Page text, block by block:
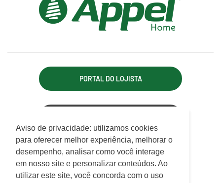
Utilizamos cookies para oferecer melhor
experiência, melhorar o desempenho, analisar
como você interage em nosso site e
personalizar conteúdo.
PORTAL DO LOJISTA
APPEL INDÚSTRIA TÊXTIL LTDA.
Rodovia Antônio Heil, km 21, 7.550 - Limoeiro
CEP 88352-502 - Brusque - SC
ATENDIMENTO
Aviso de privacidade: utilizamos cookies
para oferecer melhor experiência, melhorar o
desempenho, analisar como você interage
em nosso site e personalizar conteúdos. Ao
utilizar este site, você concorda com o uso